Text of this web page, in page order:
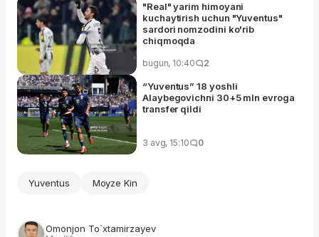
"Real" yarim himoyani
kuchaytirish uchun "Yuventus"
sardori nomzodini ko'rib
chiqmoqda
bugun, 10:40 2
“Yuventus” 18 yoshli
Alaybegovichni 30+5 mln evroga
transfer qildi
3 avg, 15:10 0
Yuventus Moyze Kin
Omonjon To`xtamirzayev